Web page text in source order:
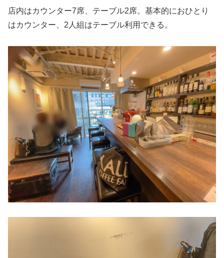
店内はカウンター7席、テーブル2席。基本的におひとり
はカウンター、2人組はテーブル利用できる。